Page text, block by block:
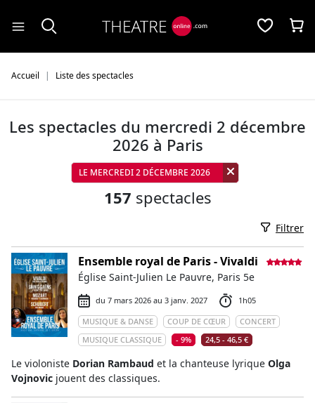
Accueil Liste des spectacles
Les spectacles du mercredi 2 décembre
2026 à Paris
LE MERCREDI 2 DÉCEMBRE 2026
157 spectacles
Filtrer
Ensemble royal de Paris - Vivaldi
Église Saint-Julien Le Pauvre, Paris 5e
du 7 mars 2026 au 3 janv. 2027
1h05
MUSIQUE & DANSE
COUP DE CŒUR
CONCERT
MUSIQUE CLASSIQUE
- 9% 24,5 - 46,5 €
Le violoniste Dorian Rambaud et la chanteuse lyrique Olga
Vojnovic jouent des classiques.